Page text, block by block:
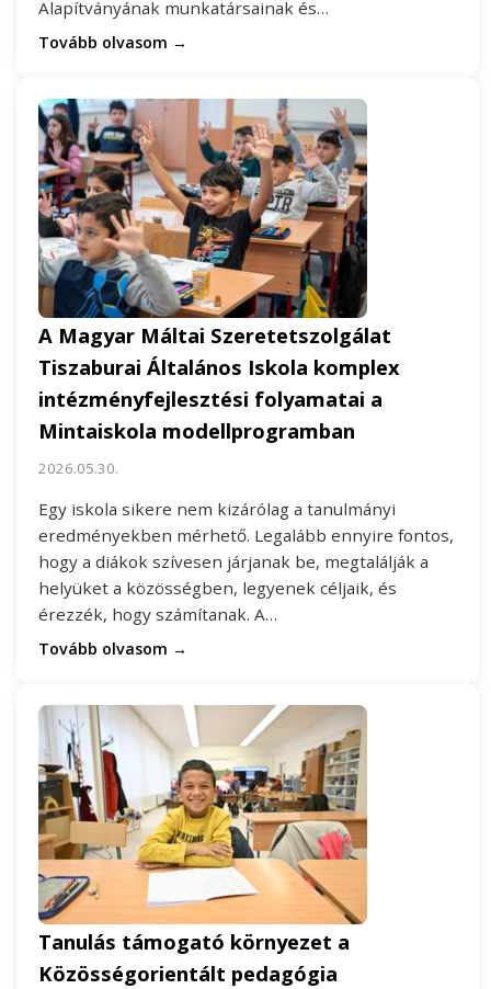
Alapítványának munkatársainak és…
Tovább olvasom →
A Magyar Máltai Szeretetszolgálat
Tiszaburai Általános Iskola komplex
intézményfejlesztési folyamatai a
Mintaiskola modellprogramban
2026.05.30.
Egy iskola sikere nem kizárólag a tanulmányi
eredményekben mérhető. Legalább ennyire fontos,
hogy a diákok szívesen járjanak be, megtalálják a
helyüket a közösségben, legyenek céljaik, és
érezzék, hogy számítanak. A…
Tovább olvasom →
Tanulás támogató környezet a
Közösségorientált pedagógia